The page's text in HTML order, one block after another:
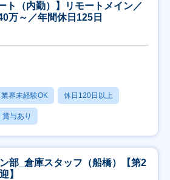
ト（内勤）】リモートメイン／
万～／年間休日125日
界未経験OK 休日120日以上
賞与あり
部_倉庫スタッフ（船橋）【第2
】